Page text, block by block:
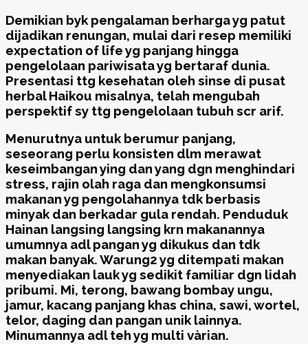
Demikian byk pengalaman berharga yg patut
dijadikan renungan, mulai dari resep memiliki
expectation of life yg panjang hingga
pengelolaan pariwisata yg bertaraf dunia.
Presentasi ttg kesehatan oleh sinse di pusat
herbal Haikou misalnya, telah mengubah
perspektif sy ttg pengelolaan tubuh scr arif.
Menurutnya untuk berumur panjang,
seseorang perlu konsisten dlm merawat
keseimbangan ying dan yang dgn menghindari
stress, rajin olah raga dan mengkonsumsi
makanan yg pengolahannya tdk berbasis
minyak dan berkadar gula rendah. Penduduk
Hainan langsing langsing krn makanannya
umumnya adl pangan yg dikukus dan tdk
makan banyak. Warung2 yg ditempati makan
menyediakan lauk yg sedikit familiar dgn lidah
pribumi. Mi, terong, bawang bombay ungu,
jamur, kacang panjang khas china, sawi, wortel,
telor, daging dan pangan unik lainnya.
Minumannya adl teh yg multi vàrian.